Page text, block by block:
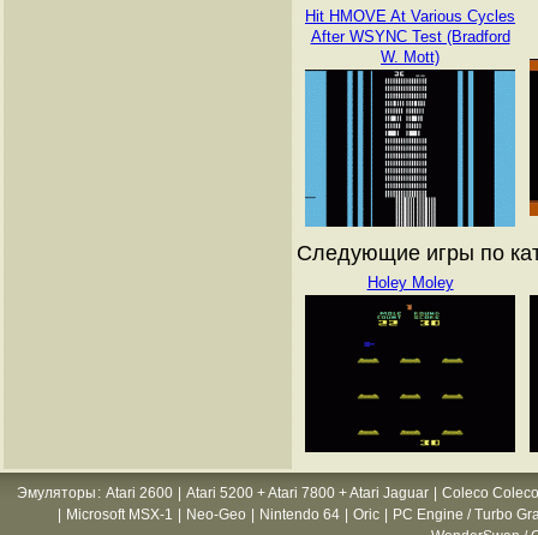
Hit HMOVE At Various Cycles
After WSYNC Test (Bradford
W. Mott)
Следующие игры по
Holey Moley
Эмуляторы : Atari 2600 Atari 5200 + Atari 7800 + Atari Jaguar
Coleco
Microsoft MSX-1 Neo-Geo Nintendo 64 Oric
PC Engine / Turbo